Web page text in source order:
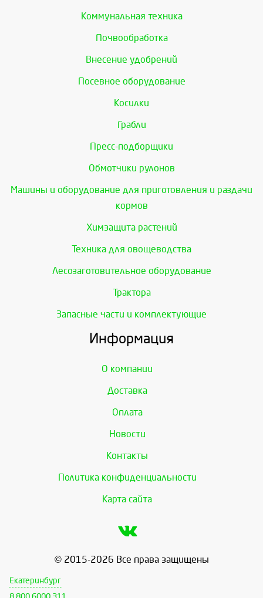
Коммунальная техника
Почвообработка
Внесение удобрений
Посевное оборудование
Косилки
Грабли
Пресс-подборщики
Обмотчики рулонов
Машины и оборудование для приготовления и раздачи
кормов
Химзащита растений
Техника для овощеводства
Лесозаготовительное оборудование
Трактора
Запасные части и комплектующие
Информация
О компании
Доставка
Оплата
Новости
Контакты
Политика конфиденциальности
Карта сайта
© 2015-2026 Все права защищены
Екатеринбург